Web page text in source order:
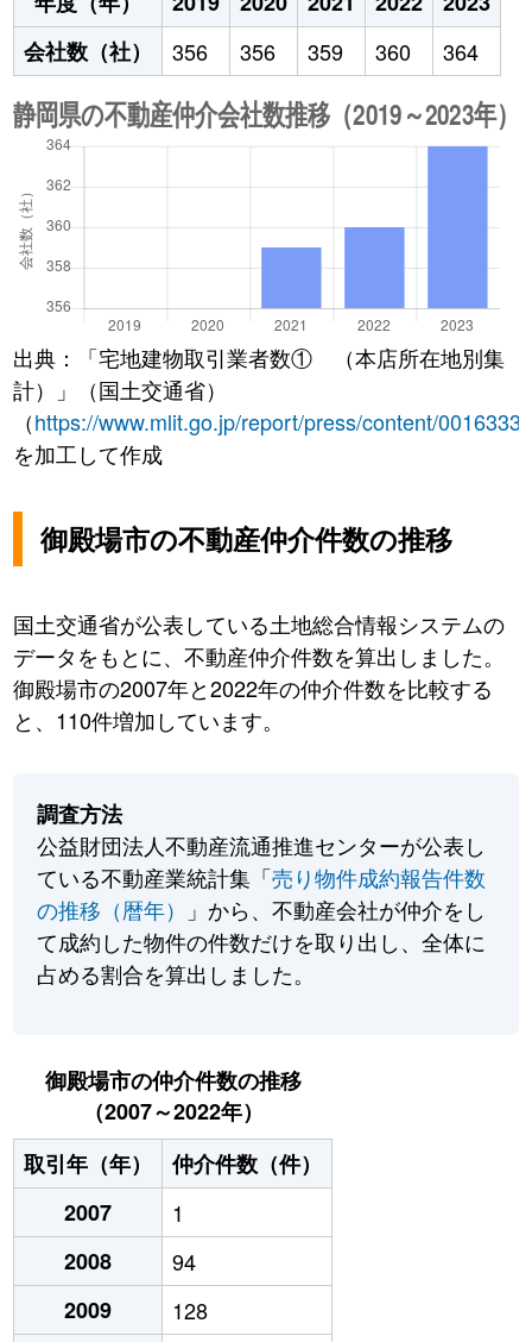
会社数（社）
356 356 359 360 364
出典：「宅地建物取引業者数① （本店所在地別集
計）」（国土交通省）
（https://www.mlit.go.jp/report/press/content/
を加工して作成
御殿場市の不動産仲介件数の推移
国土交通省が公表している土地総合情報システムの
データをもとに、不動産仲介件数を算出しました。
御殿場市の2007年と2022年の仲介件数を比較する
と、110件増加しています。
調査方法
公益財団法人不動産流通推進センターが公表し
ている不動産業統計集「売り物件成約報告件数
の推移（暦年）
」から、不動産会社が仲介をし
て成約した物件の件数だけを取り出し、全体に
占める割合を算出しました。
御殿場市の仲介件数の推移
（2007～2022年）
取引年（年）
仲介件数（件）
2007
1
2008
94
2009
128